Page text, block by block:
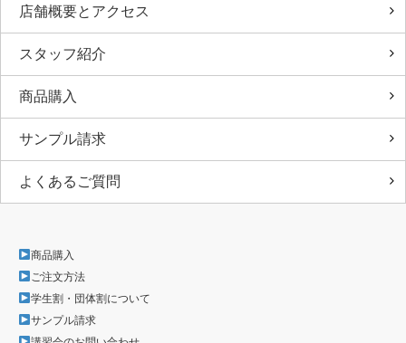
店舗概要とアクセス
スタッフ紹介
商品購入
サンプル請求
よくあるご質問
商品購入
ご注文方法
学生割・団体割について
サンプル請求